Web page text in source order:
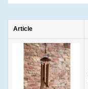
Article